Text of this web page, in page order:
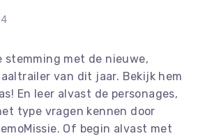
stemming met de nieuwe,
van dit jaar. Bekijk hem
En leer alvast de personages,
type vragen kennen door
Of begin alvast met